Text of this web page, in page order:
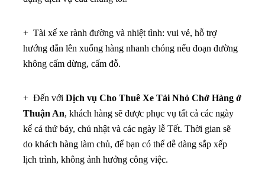
+ Tài xế xe rành đường và nhiệt tình: vui vẻ, hỗ trợ
hướng dẫn lên xuống hàng nhanh chóng nếu đoạn đường
không cấm dừng, cấm đỗ.
+ Đến với Dịch vụ Cho Thuê Xe Tải Nhỏ Chở Hàng ở
Thuận An, khách hàng sẽ được phục vụ tất cả các ngày
kể cả thứ bảy, chủ nhật và các ngày lễ Tết. Thời gian sẽ
do khách hàng làm chủ, để bạn có thể dễ dàng sắp xếp
lịch trình, không ảnh hưởng công việc.